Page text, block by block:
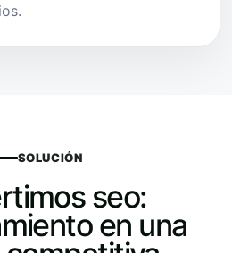
SOLUCIÓN
seo:
en una